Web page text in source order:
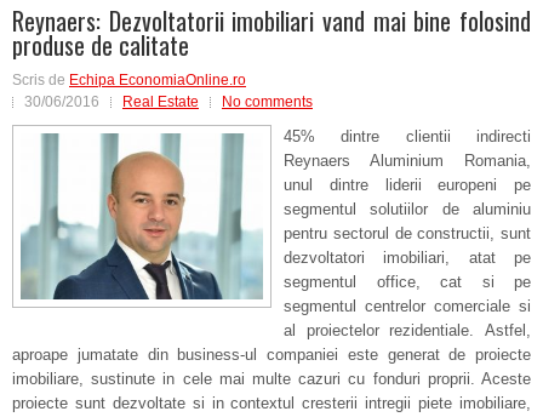
Reynaers: Dezvoltatorii imobiliari vand mai bine folosind
produse de calitate
Scris de Echipa EconomiaOnline.ro
30/06/2016
Real Estate No comments
45% dintre clientii indirecti
Reynaers Aluminium Romania,
unul dintre liderii europeni pe
segmentul solutiilor de aluminiu
pentru sectorul de constructii, sunt
dezvoltatori imobiliari, atat pe
segmentul office, cat si pe
segmentul centrelor comerciale si
al proiectelor rezidentiale. Astfel,
aproape jumatate din business-ul companiei este generat de proiecte
imobiliare, sustinute in cele mai multe cazuri cu fonduri proprii. Aceste
proiecte sunt dezvoltate si in contextul cresterii intregii piete imobiliare,